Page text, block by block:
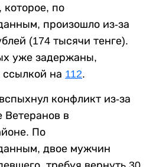
по
произошло из-за
(174 тысячи тенге).
уже задержаны,
ссылкой на 112.
конфликт из-за
Ветеранов в
По
двое мужчин